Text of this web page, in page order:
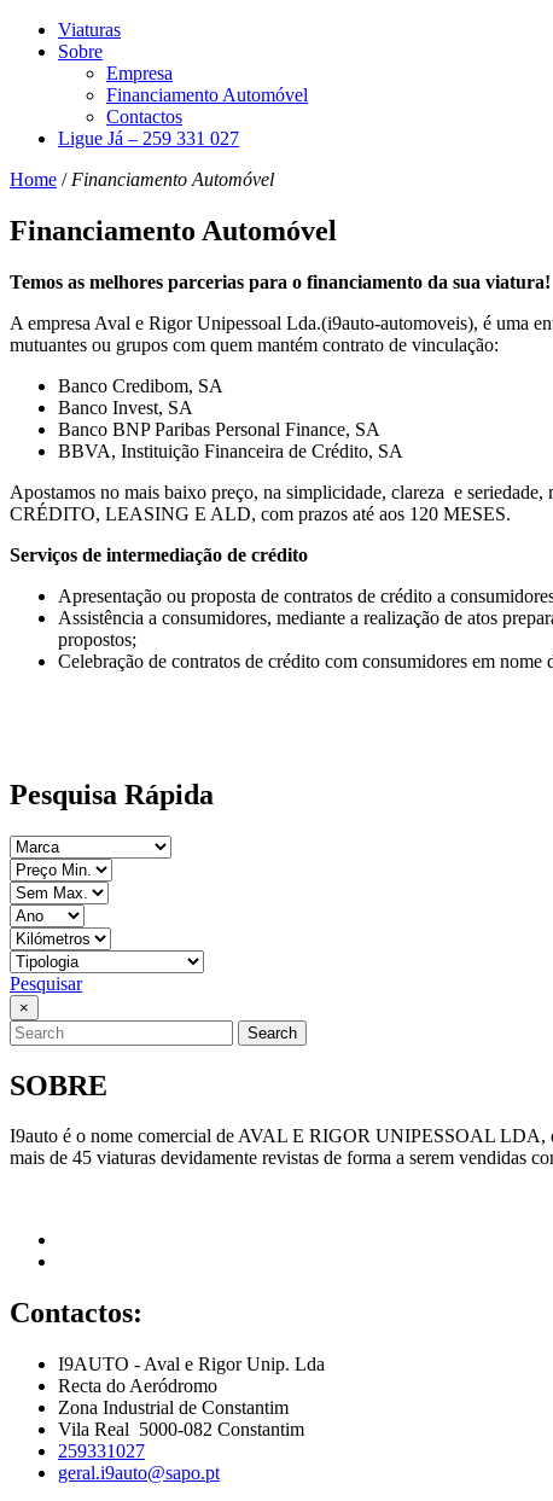
Viaturas
Sobre
Empresa
Financiamento Automóvel
Contactos
Ligue Já – 259 331 027
Home / Financiamento Automóvel
Financiamento Automóvel
Temos as melhores parcerias para o financiamento da sua viatura!
A empresa Aval e Rigor Unipessoal Lda.(i9auto-automoveis), é uma
mutuantes ou grupos com quem mantém contrato de vinculação:
Banco Credibom, SA
Banco Invest, SA
Banco BNP Paribas Personal Finance, SA
BBVA, Instituição Financeira de Crédito, SA
Apostamos no mais baixo preço, na simplicidade, clareza e
CRÉDITO, LEASING E ALD, com prazos até aos 120 MESES.
Serviços de intermediação de crédito
Apresentação ou proposta de contratos de crédito a
Assistência a consumidores, mediante a realização de atos
propostos;
Celebração de contratos de crédito com consumidores em nome
Pesquisa Rápida
Pesquisar
×
Search
SOBRE
I9auto é o nome comercial de AVAL E RIGOR UNIPESSOAL LDA,
mais de 45 viaturas devidamente revistas de forma a serem vendidas
Contactos:
I9AUTO - Aval e Rigor Unip. Lda
Recta do Aeródromo
Zona Industrial de Constantim
Vila Real 5000-082 Constantim
259331027
geral.i9auto@sapo.pt